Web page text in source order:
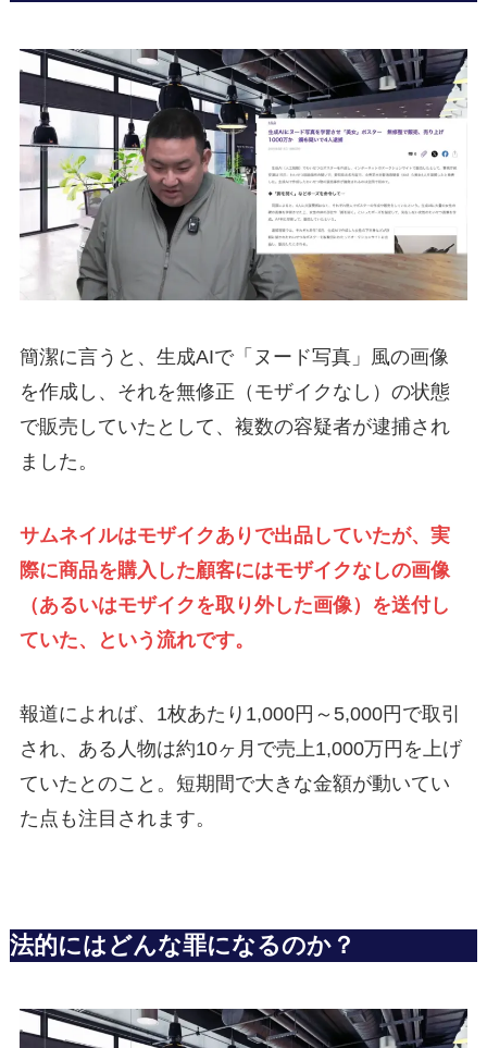
簡潔に言うと、生成AIで「ヌード写真」風の画像
を作成し、それを無修正（モザイクなし）の状態
で販売していたとして、複数の容疑者が逮捕され
ました。
サムネイルはモザイクありで出品していたが、実
際に商品を購入した顧客にはモザイクなしの画像
（あるいはモザイクを取り外した画像）を送付し
ていた、という流れです。
報道によれば、1枚あたり1,000円～5,000円で取引
され、ある人物は約10ヶ月で売上1,000万円を上げ
ていたとのこと。短期間で大きな金額が動いてい
た点も注目されます。
法的にはどんな罪になるのか？